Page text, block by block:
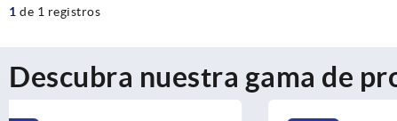
1 de 1 registros
Descubra nuestra gama de